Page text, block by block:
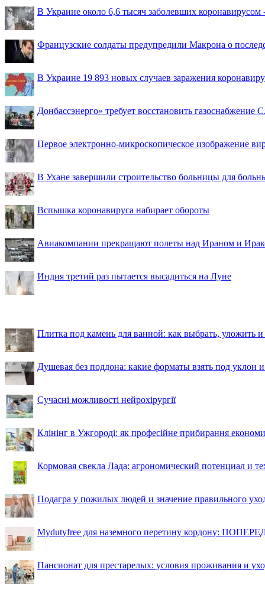
В Украине около 6,6 тысяч заболевших коронавирусом
Французские солдаты предупредили Макрона о
В Украине 19 893 новых случаев заражения
Донбассэнерго» требует восстановить газоснабжение
Первое электронно-микроскопическое изображение
В Ухане завершили строительство больницы для
Вспышка коронавируса набирает обороты
Авиакомпании прекращают полеты над Ираном и
Индия третий раз пытается высадиться на Луне
Плитка под камень для ванной: как выбрать, уложить
Душевая без поддона: какие форматы взять под уклон
Сучасні можливості нейрохірургії
Клінінг в Ужгороді: як професійне прибирання
Кормовая свекла Лада: агрономический потенциал и
Подагра у пожилых людей и значение правильного
Mydutyfree для наземного перетину кордону:
Пансионат для престарелых: условия проживания и